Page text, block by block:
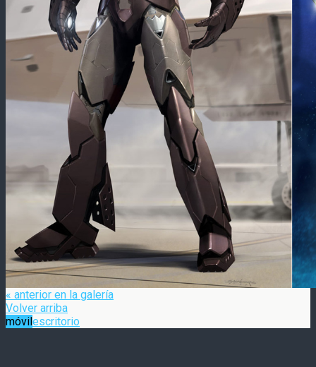
« anterior en la galería
Volver arriba
móvilescritorio